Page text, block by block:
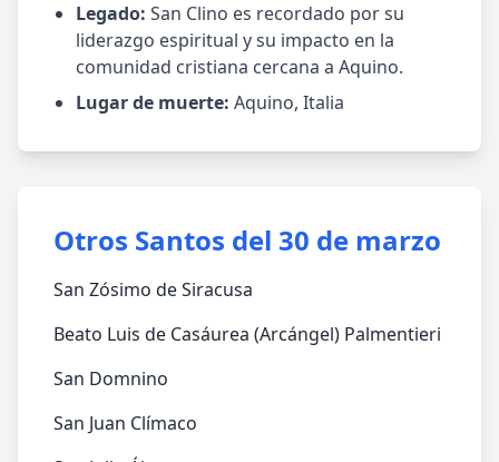
Legado: San Clino es recordado por su
liderazgo espiritual y su impacto en la
comunidad cristiana cercana a Aquino.
Lugar de muerte: Aquino, Italia
Otros Santos del 30 de marzo
San Zósimo de Siracusa
Beato Luis de Casáurea (Arcángel) Palmentieri
San Domnino
San Juan Clímaco